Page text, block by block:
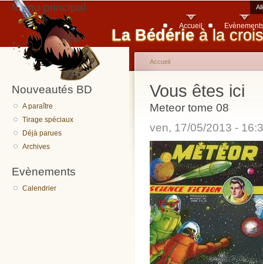
La Bédérie à la
Menu principal
Accueil
Nouveautés BD
A paraître
Tirage spéciaux
Déjà parues
Archives
Evènements
Calendrier
Vous êtes ici
Accueil
Meteor tome 08
ven, 17/05/2013 -